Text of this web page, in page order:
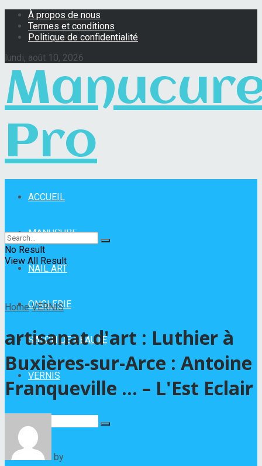
À propos de nous
Termes et conditions
Politique de confidentialité
lundi, août 10, 2026
Pro
ACCUEIL
MANUCURE
NAIL ART
ONGLERIE
SALON DE BEAUTÉ
VERNIS
No Result
No Result
View All Result
Home VERNIS
artisanat d'art : Luthier à
Buxières-sur-Arce : Antoine
Franqueville … – L'Est Eclair
by